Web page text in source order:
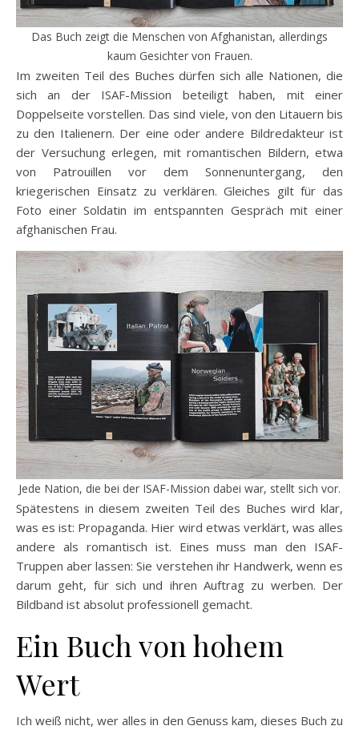
Das Buch zeigt die Menschen von Afghanistan, allerdings
kaum Gesichter von Frauen.
Im zweiten Teil des Buches dürfen sich alle Nationen, die
sich an der ISAF-Mission beteiligt haben, mit einer
Doppelseite vorstellen. Das sind viele, von den Litauern bis
zu den Italienern. Der eine oder andere Bildredakteur ist
der Versuchung erlegen, mit romantischen Bildern, etwa
von Patrouillen vor dem Sonnenuntergang, den
kriegerischen Einsatz zu verklären. Gleiches gilt für das
Foto einer Soldatin im entspannten Gespräch mit einer
afghanischen Frau.
Jede Nation, die bei der ISAF-Mission dabei war, stellt sich vor.
Spätestens in diesem zweiten Teil des Buches wird klar,
was es ist: Propaganda. Hier wird etwas verklärt, was alles
andere als romantisch ist. Eines muss man den ISAF-
Truppen aber lassen: Sie verstehen ihr Handwerk, wenn es
darum geht, für sich und ihren Auftrag zu werben. Der
Bildband ist absolut professionell gemacht.
Ein Buch von hohem
Wert
Ich weiß nicht, wer alles in den Genuss kam, dieses Buch zu